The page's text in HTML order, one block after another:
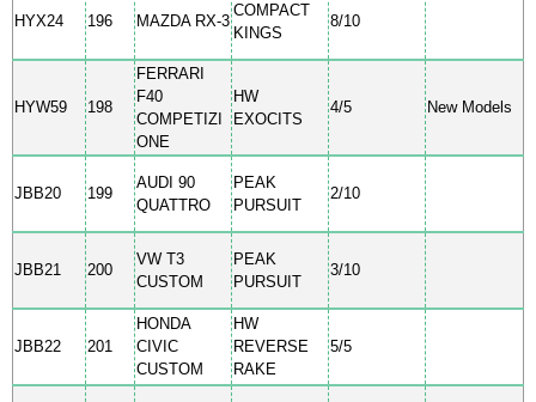
HYX24 196 MAZDA RX-3
COMPACT
KINGS
8/10
HYW59 198
FERRARI
F40
COMPETIZI
ONE
HW
EXOCITS
4/5 New Models
JBB20 199
AUDI 90
QUATTRO
PEAK
PURSUIT
2/10
JBB21 200
VW T3
CUSTOM
PEAK
PURSUIT
3/10
JBB22 201
HONDA
CIVIC
CUSTOM
HW
REVERSE
RAKE
5/5